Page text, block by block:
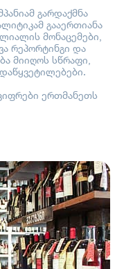
გარდაქმნა
გააერთიანა
მონაცემები,
რეპორტინგი და
მიიღოს სწრაფი,
ერთმანეთს